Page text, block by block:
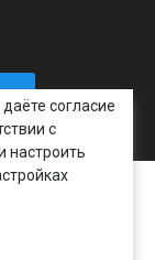
согласие
с
настроить